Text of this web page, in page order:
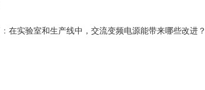
在实验室和生产线中，交流变频电源能带来哪些改进？